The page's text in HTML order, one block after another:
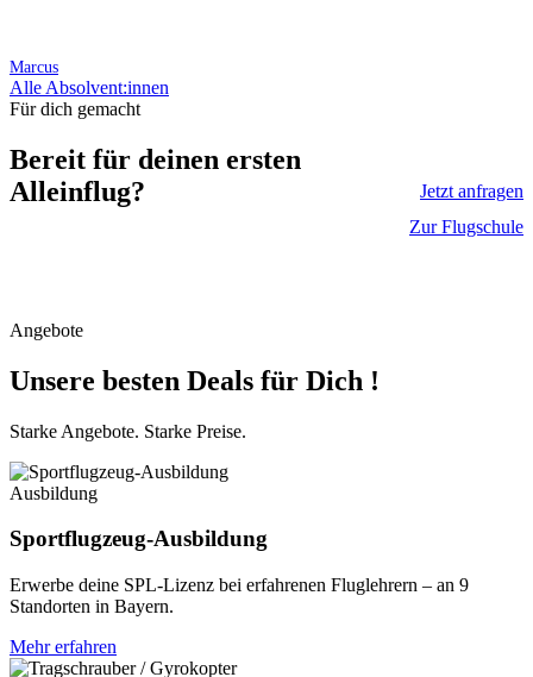
Marcus
Alle Absolvent:innen
Für dich gemacht
Bereit für deinen ersten
Alleinflug?
Jetzt anfragen
Zur Flugschule
Angebote
Unsere besten Deals für Dich !
Starke Angebote. Starke Preise.
Ausbildung
Sportflugzeug-Ausbildung
Erwerbe deine SPL-Lizenz bei erfahrenen Fluglehrern – an 9
Standorten in Bayern.
Mehr erfahren